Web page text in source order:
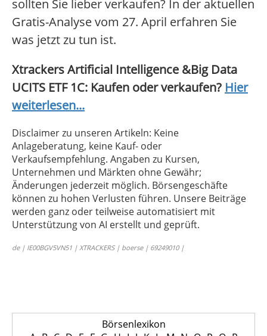
sollten Sie lieber verkaufen? In der aktuellen
Gratis-Analyse vom 27. April erfahren Sie
was jetzt zu tun ist.
Xtrackers Artificial Intelligence &Big Data
UCITS ETF 1C: Kaufen oder verkaufen? Hier
weiterlesen...
Disclaimer zu unseren Artikeln: Keine
Anlageberatung, keine Kauf- oder
Verkaufsempfehlung. Angaben zu Kursen,
Unternehmen und Märkten ohne Gewähr;
Änderungen jederzeit möglich. Börsengeschäfte
können zu hohen Verlusten führen. Unsere Beiträge
werden ganz oder teilweise automatisiert mit
Unterstützung von AI erstellt und geprüft.
de | IE00BGV5VN51 | XTRACKERS | boerse | 69249010 |
Börsenlexikon